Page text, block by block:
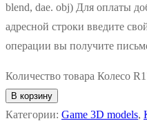
blend, dae. obj) Для оплаты
адресной строки введите
операции вы получите
Количество товара Колесо
В корзину
Категории: Game 3D models,